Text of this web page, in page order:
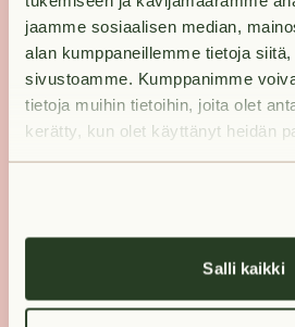
jaamme sosiaalisen median,
alan kumppaneillemme tietoja
sivustoamme. Kumppanimme
tietoja muihin tietoihin, joita olet
kerätty, kun olet käyttänyt heidän
Salli kaikki
Pistimme
Nämä taiat voit
vain, vietitpä
maalla tai
vuokra-asunnossa.